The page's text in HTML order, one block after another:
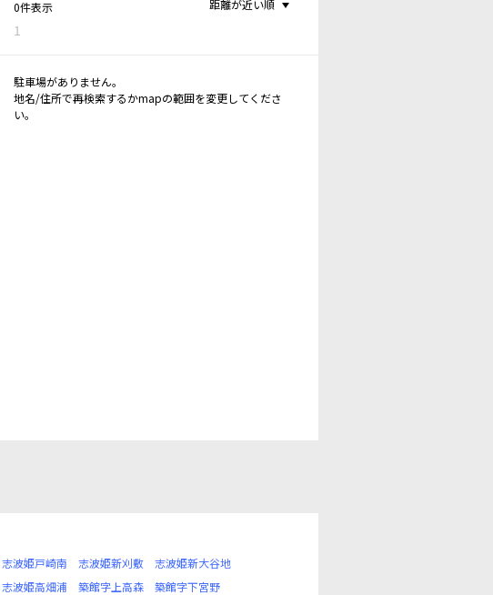
0件表示
1
距離が近い順
駐車場がありません。
地名/住所で再検索するかmapの範囲を変更してくださ
い。
志波姫戸崎南 志波姫新刈敷
志波姫新大谷地
志波姫高畑浦 築館字上高森
築館字下宮野